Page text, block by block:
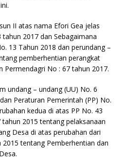
II atas nama Efori Gea jelas
2017 dan Sebagaimana
13 Tahun 2018 dan perundang –
pemberhentian perangkat
Permendagri No : 67 tahun 2017.
undang – undang (UU) No. 6
Peraturan Pemerintah (PP) No.
kedua di atas PP No. 43
2015 tentang pelaksanaan
Desa di atas perubahan dari
tentang Pemberhentian dan